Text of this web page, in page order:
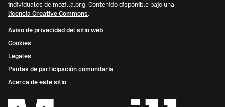
individuales de mozilla.org. Contenido disponible bajo una
licencia Creative Commons.
Aviso de privacidad del sitio web
Cookies
Legales
Pautas de participación comunitaria
Acerca de este sitio